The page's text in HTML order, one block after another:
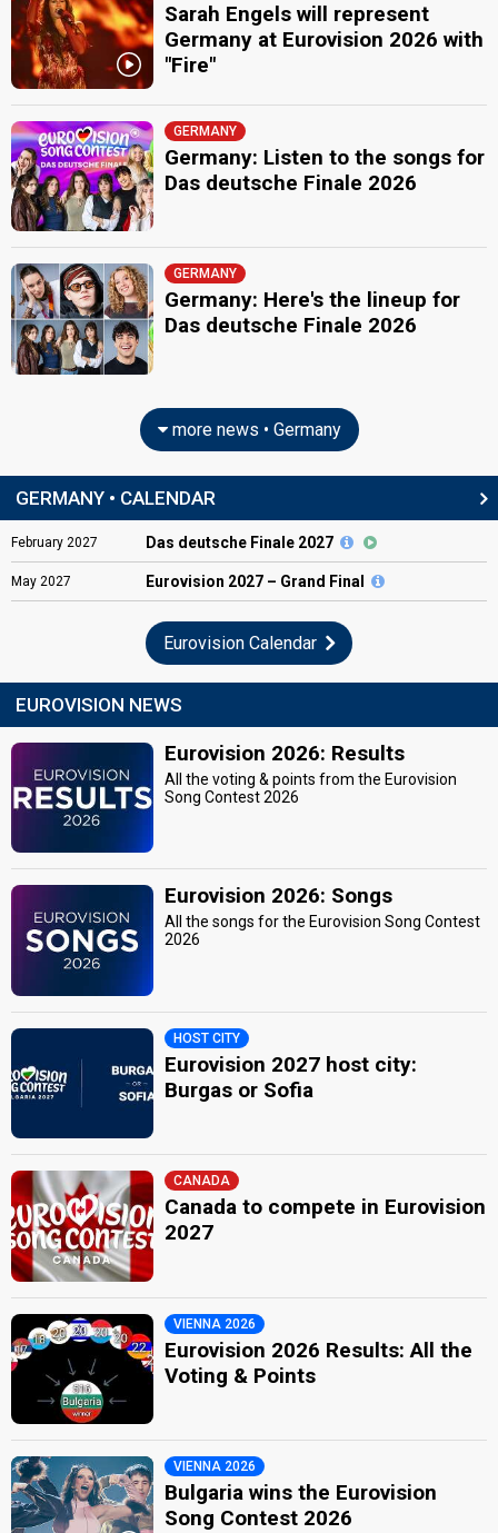
Sarah Engels will represent
Germany at Eurovision 2026 with
"Fire"
GERMANY
Germany: Listen to the songs for
Das deutsche Finale 2026
GERMANY
Germany: Here's the lineup for
Das deutsche Finale 2026
more news • Germany
GERMANY • CALENDAR
February 2027 Das deutsche Finale 2027
May 2027 Eurovision 2027 – Grand Final
Eurovision Calendar
EUROVISION NEWS
Eurovision 2026: Results
All the voting & points from the Eurovision
Song Contest 2026
Eurovision 2026: Songs
All the songs for the Eurovision Song Contest
2026
HOST CITY
Eurovision 2027 host city:
Burgas or Sofia
CANADA
Canada to compete in Eurovision
2027
VIENNA 2026
Eurovision 2026 Results: All the
Voting & Points
VIENNA 2026
Bulgaria wins the Eurovision
Song Contest 2026